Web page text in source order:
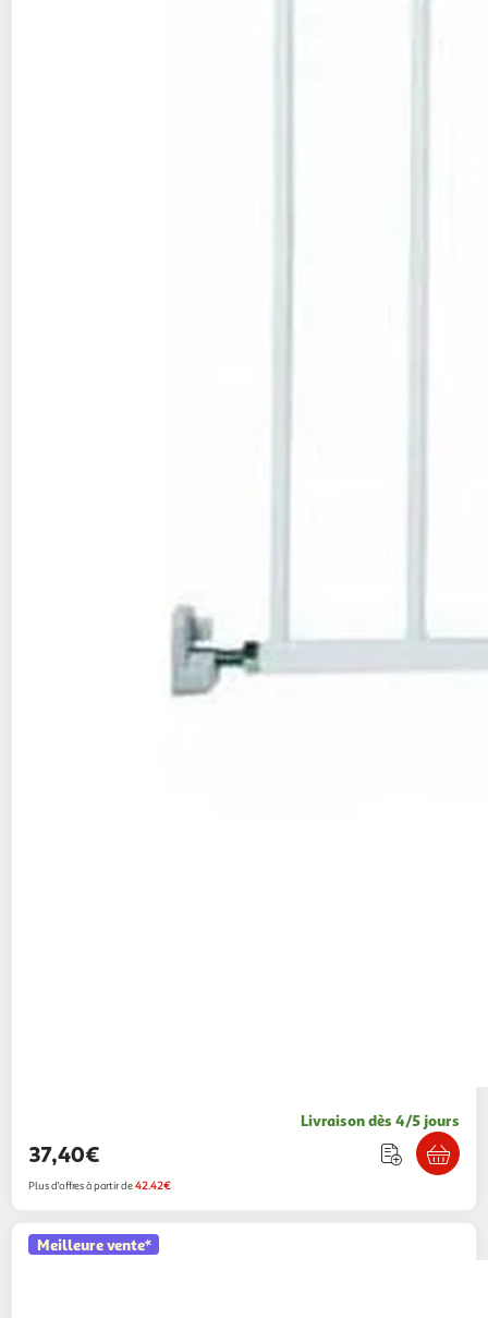
Livraison dès 4/5 jours
37,40€
Plus d'offres à partir de42.42€
Meilleure vente*